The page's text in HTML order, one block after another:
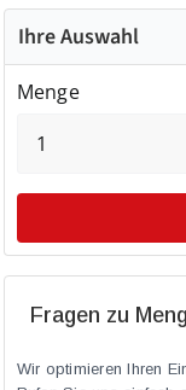
Ihre Auswahl
Menge
Fragen zu
Wir optimieren Ihren